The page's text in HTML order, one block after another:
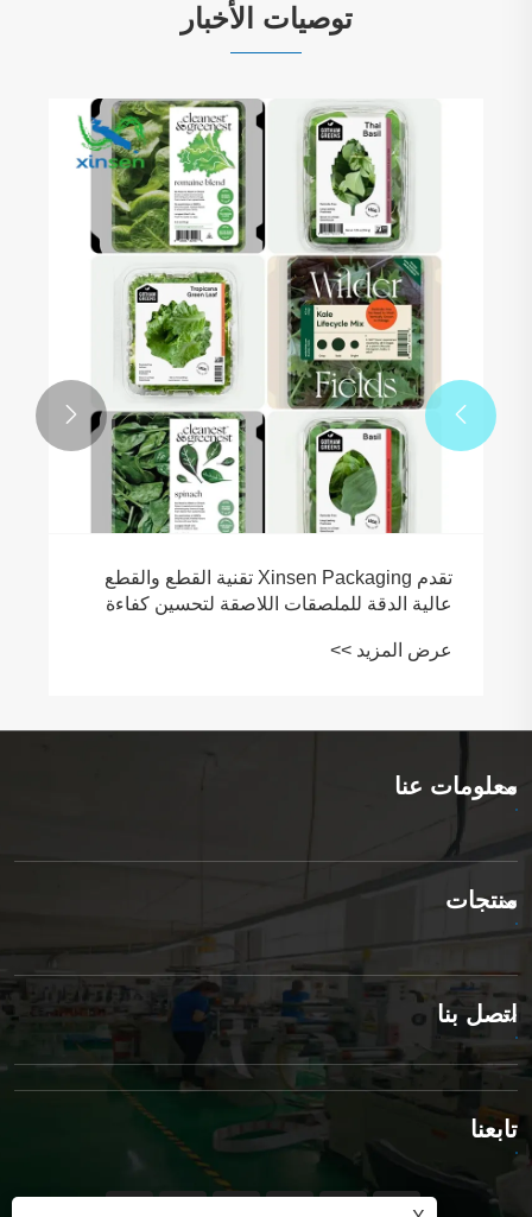
توصيات الأخبار
تقدم Xinsen Packaging تقنية القطع والقطع
عالية الدقة للملصقات اللاصقة لتحسين كفاءة
عرض المزيد >>


معلومات عنا
منتجات
اتصل بنا
تابعنا